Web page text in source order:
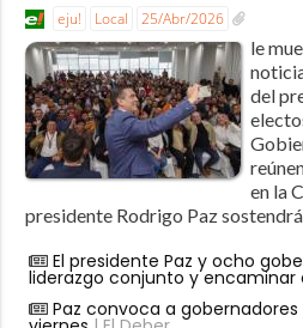
eju! Local 25/Abr/2026
le
del
en la
presidente Rodrigo Paz sostendrá
El presidente Paz y ocho
liderazgo conjunto y encaminar
Paz convoca a